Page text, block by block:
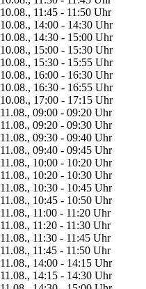
10.08., 11:45 - 11:50 Uhr
10.08., 14:00 - 14:30 Uhr
10.08., 14:30 - 15:00 Uhr
10.08., 15:00 - 15:30 Uhr
10.08., 15:30 - 15:55 Uhr
10.08., 16:00 - 16:30 Uhr
10.08., 16:30 - 16:55 Uhr
10.08., 17:00 - 17:15 Uhr
11.08., 09:00 - 09:20 Uhr
11.08., 09:20 - 09:30 Uhr
11.08., 09:30 - 09:40 Uhr
11.08., 09:40 - 09:45 Uhr
11.08., 10:00 - 10:20 Uhr
11.08., 10:20 - 10:30 Uhr
11.08., 10:30 - 10:45 Uhr
11.08., 10:45 - 10:50 Uhr
11.08., 11:00 - 11:20 Uhr
11.08., 11:20 - 11:30 Uhr
11.08., 11:30 - 11:45 Uhr
11.08., 11:45 - 11:50 Uhr
11.08., 14:00 - 14:15 Uhr
11.08., 14:15 - 14:30 Uhr